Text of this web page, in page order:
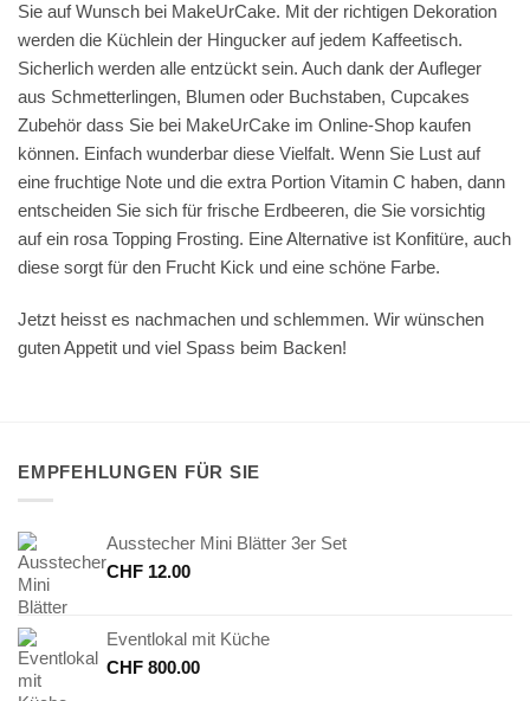
Sie auf Wunsch bei MakeUrCake. Mit der richtigen Dekoration
werden die Küchlein der Hingucker auf jedem Kaffeetisch.
Sicherlich werden alle entzückt sein. Auch dank der Aufleger
aus Schmetterlingen, Blumen oder Buchstaben, Cupcakes
Zubehör dass Sie bei MakeUrCake im Online-Shop kaufen
können. Einfach wunderbar diese Vielfalt. Wenn Sie Lust auf
eine fruchtige Note und die extra Portion Vitamin C haben, dann
entscheiden Sie sich für frische Erdbeeren, die Sie vorsichtig
auf ein rosa Topping Frosting. Eine Alternative ist Konfitüre, auch
diese sorgt für den Frucht Kick und eine schöne Farbe.
Jetzt heisst es nachmachen und schlemmen. Wir wünschen
guten Appetit und viel Spass beim Backen!
EMPFEHLUNGEN FÜR SIE
Ausstecher Mini Blätter 3er Set
CHF 12.00
Eventlokal mit Küche
CHF 800.00